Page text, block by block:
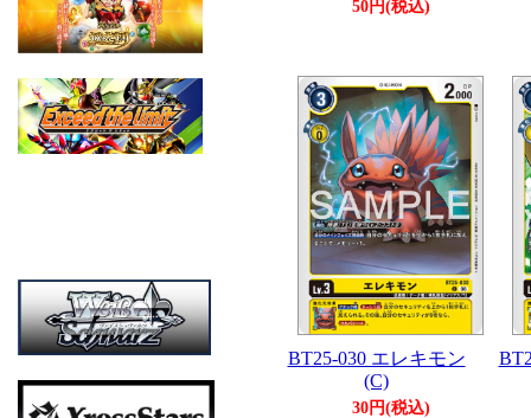
50円(税込)
BT25-030 エレキモン
(C)
30円(税込)